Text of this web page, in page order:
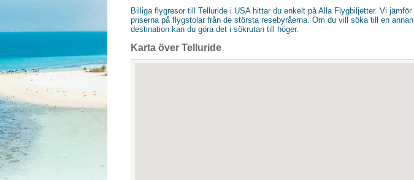
Billiga flygresor till Telluride i USA hittar du enkelt på Alla Flygbiljetter. Vi jämför
priserna på flygstolar från de största resebyråerna. Om du vill söka till en annan
destination kan du göra det i sökrutan till höger.
Karta över Telluride